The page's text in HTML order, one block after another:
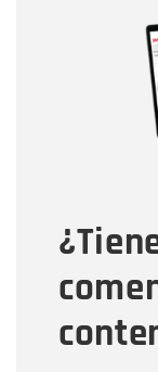
Correo
Tipo de
Mensaje